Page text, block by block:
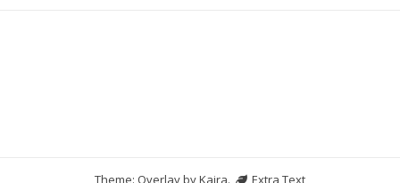
Theme: Overlay byKaira.
Extra Text